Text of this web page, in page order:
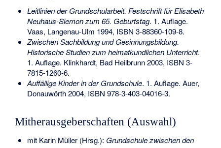
Leitlinien der Grundschularbeit. Festschrift für Elisabeth
Neuhaus-Siemon zum 65. Geburtstag. 1. Auflage.
Vaas, Langenau-Ulm 1994, ISBN 3-88360-109-8.
Zwischen Sachbildung und Gesinnungsbildung.
Historische Studien zum heimatkundlichen Unterricht.
1. Auflage. Klinkhardt, Bad Heilbrunn 2003, ISBN 3-
7815-1260-6.
Auffällige Kinder in der Grundschule. 1. Auflage. Auer,
Donauwörth 2004, ISBN 978-3-403-04016-3.
Mitherausgeberschaften (Auswahl)
mit Karin Müller (Hrsg.): Grundschule zwischen den